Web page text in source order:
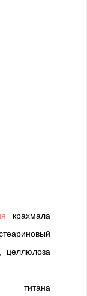
крахмала
целлюлоза
титана